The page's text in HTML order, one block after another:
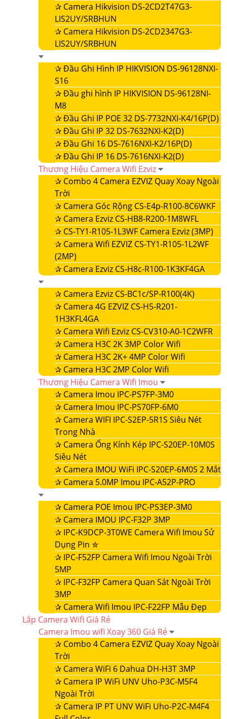
✰ Camera Hikvision DS-2CD2T47G3-
LIS2UY/SRBHUN
✰ Camera Hikvision DS-2CD2347G3-
LIS2UY/SRBHUN
✰Đầu Ghi Hình IP HIKVISION DS-96128NXI-
S16
✰Đầu ghi hình IP HIKVISION DS-96128NI-
M8
✰Đầu Ghi IP POE 32 DS-7732NXI-K4/16P(D)
✰Đầu Ghi IP 32 DS-7632NXI-K2(D)
✰Đầu Ghi 16 DS-7616NXI-K2/16P(D)
✰Đầu Ghi IP 16 DS-7616NXI-K2(D)
Thương Hiệu Camera Wifi Ezviz
✰ Combo 4 Camera EZVIZ Quay Xoay Ngoài
Trời
✰ Camera Góc Rộng CS-E4p-R100-8C6WKF
✰ Camera Ezviz CS-HB8-R200-1M8WFL
✰ CS-TY1-R105-1L3WF Camera Ezviz (3MP)
✰ Camera Wifi EZVIZ CS-TY1-R105-1L2WF
(2MP)
✰ Camera Ezviz CS-H8c-R100-1K3KF4GA
✰ Camera Ezviz CS-BC1c/SP-R100(4K)
✰ Camera 4G EZVIZ CS-H5-R201-
1H3KFL4GA
✰ Camera Wifi Ezviz CS-CV310-A0-1C2WFR
✰ Camera H3C 2K 3MP Color Wifi
✰ Camera H3C 2K+ 4MP Color Wifi
✰ Camera H3C 2MP Color Wifi
Thương Hiệu Camera Wifi Imou
✰ Camera Imou IPC-PS7FP-3M0
✰ Camera Imou IPC-PS70FP-6M0
✰ Camera WIFI IPC-S2EP-5R1S Siêu Nét
Trong Nhà
✰ Camera Ống Kính Kép IPC-S20EP-10M0S
Siêu Nét
✰ Camera IMOU WiFi IPC-S20EP-6M0S 2 Mắt
✰ Camera 5.0MP Imou IPC-A52P-PRO
✰ Camera POE Imou IPC-PS3EP-3M0
✰ Camera IMOU IPC-F32P 3MP
✰ IPC-K9DCP-3T0WE Camera Wifi Imou Sử
Dụng Pin ✮
✰ IPC-F52FP Camera Wifi Imou Ngoài Trời
5MP
✰ IPC-F32FP Camera Quan Sát Ngoài Trời
3MP
✰ Camera Wifi Imou IPC-F22FP Mẫu Đẹp
Lắp Camera Wifi Giá Rẻ
Camera Imou wifi Xoay 360 Giá Rẻ
✰ Combo 4 Camera EZVIZ Quay Xoay Ngoài
Trời
✰ Camera WiFi 6 Dahua DH-H3T 3MP
✰ Camera IP WiFi UNV Uho-P3C-M5F4
Ngoài Trời
✰ Camera IP PT UNV WiFi Uho-P2C-M4F4